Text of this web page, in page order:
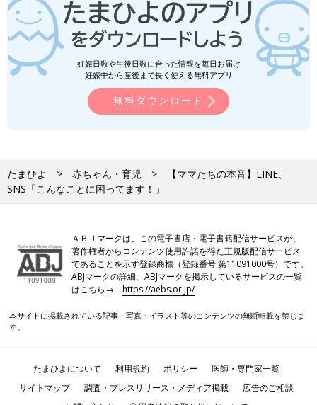
妊娠日数や生後日数に合った情報を毎日お届け
妊娠中から産後まで長く使える無料アプリ
無料ダウンロード
たまひよ 赤ちゃん・育児
【ママたちの本音】LINE、
SNS「こんなことに困ってます！」
ＡＢＪマークは、この電子書店・電子書籍配信サービスが、
著作権者からコンテンツ使用許諾を得た正規版配信サービス
であることを示す登録商標（登録番号 第11091000号）です。
ABJマークの詳細、ABJマークを掲示しているサービスの一覧
はこちら→https://aebs.or.jp/
本サイトに掲載されている記事・写真・イラスト等のコンテンツの無断転載を禁じま
す。
たまひよについて 利用規約 ポリシー
医師・専門家一覧
サイトマップ
調査・プレスリリース・メディア掲載
広告のご相談